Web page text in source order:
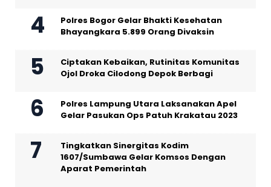
Polres Bogor Gelar Bhakti Kesehatan
Bhayangkara 5.899 Orang Divaksin
Ciptakan Kebaikan, Rutinitas Komunitas
Ojol Droka Cilodong Depok Berbagi
Polres Lampung Utara Laksanakan Apel
Gelar Pasukan Ops Patuh Krakatau 2023
Tingkatkan Sinergitas Kodim
1607/Sumbawa Gelar Komsos Dengan
Aparat Pemerintah